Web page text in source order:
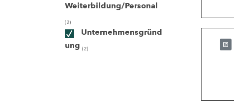
Weiterbildung/Personal
(2)
Unternehmensgründ
ung (2)